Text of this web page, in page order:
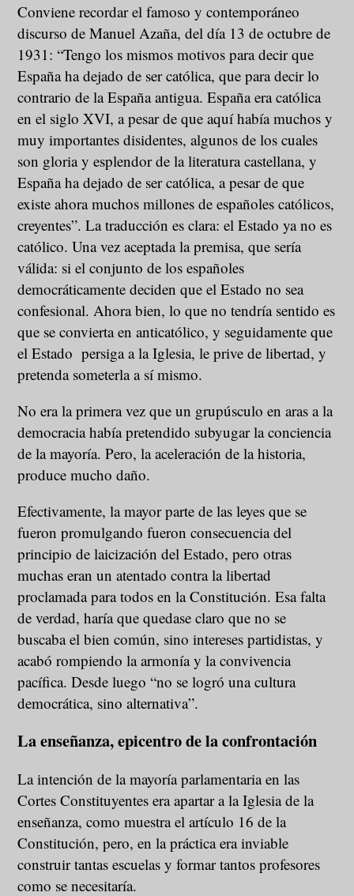
Conviene recordar el famoso y contemporáneo
discurso de Manuel Azaña, del día 13 de octubre de
1931: “Tengo los mismos motivos para decir que
España ha dejado de ser católica, que para decir lo
contrario de la España antigua. España era católica
en el siglo XVI, a pesar de que aquí había muchos y
muy importantes disidentes, algunos de los cuales
son gloria y esplendor de la literatura castellana, y
España ha dejado de ser católica, a pesar de que
existe ahora muchos millones de españoles católicos,
creyentes”. La traducción es clara: el Estado ya no es
católico. Una vez aceptada la premisa, que sería
válida: si el conjunto de los españoles
democráticamente deciden que el Estado no sea
confesional. Ahora bien, lo que no tendría sentido es
que se convierta en anticatólico, y seguidamente que
el Estado persiga a la Iglesia, le prive de libertad, y
pretenda someterla a sí mismo.
No era la primera vez que un grupúsculo en aras a la
democracia había pretendido subyugar la conciencia
de la mayoría. Pero, la aceleración de la historia,
produce mucho daño.
Efectivamente, la mayor parte de las leyes que se
fueron promulgando fueron consecuencia del
principio de laicización del Estado, pero otras
muchas eran un atentado contra la libertad
proclamada para todos en la Constitución. Esa falta
de verdad, haría que quedase claro que no se
buscaba el bien común, sino intereses partidistas, y
acabó rompiendo la armonía y la convivencia
pacífica. Desde luego “no se logró una cultura
democrática, sino alternativa”.
La enseñanza, epicentro de la confrontación
La intención de la mayoría parlamentaria en las
Cortes Constituyentes era apartar a la Iglesia de la
enseñanza, como muestra el artículo 16 de la
Constitución, pero, en la práctica era inviable
construir tantas escuelas y formar tantos profesores
como se necesitaría.